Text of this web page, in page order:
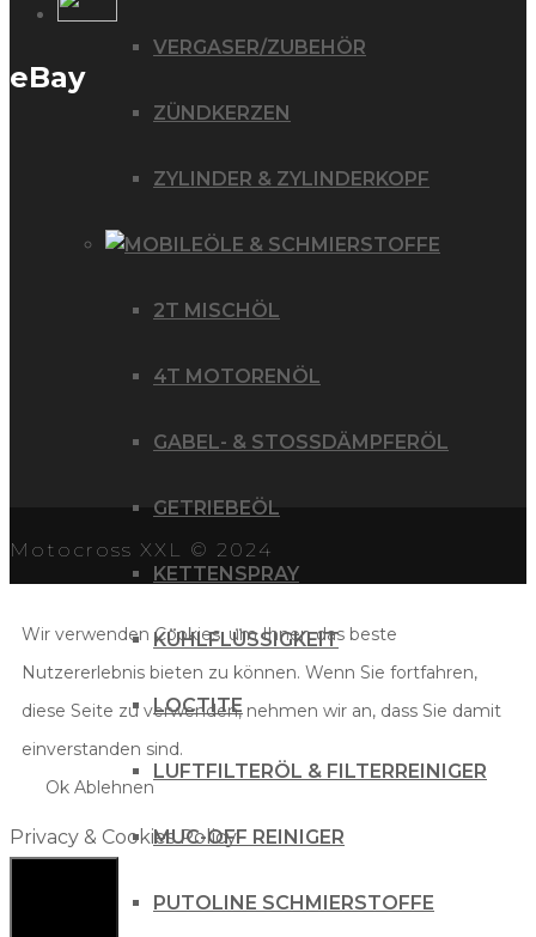
VERGASER/ZUBEHÖR
ZÜNDKERZEN
ZYLINDER & ZYLINDERKOPF
ÖLE & SCHMIERSTOFFE
2T MISCHÖL
4T MOTORENÖL
GABEL- & STOSSDÄMPFERÖL
GETRIEBEÖL
KETTENSPRAY
KÜHLFLÜSSIGKEIT
LOCTITE
LUFTFILTERÖL & FILTERREINIGER
MUC-OFF REINIGER
PUTOLINE SCHMIERSTOFFE
eBay
Motocross XXL © 2024
Wir verwenden Cookies, um Ihnen das beste
Nutzererlebnis bieten zu können. Wenn Sie fortfahren,
diese Seite zu verwenden, nehmen wir an, dass Sie damit
einverstanden sind.
Ok Ablehnen
Privacy & Cookies Policy